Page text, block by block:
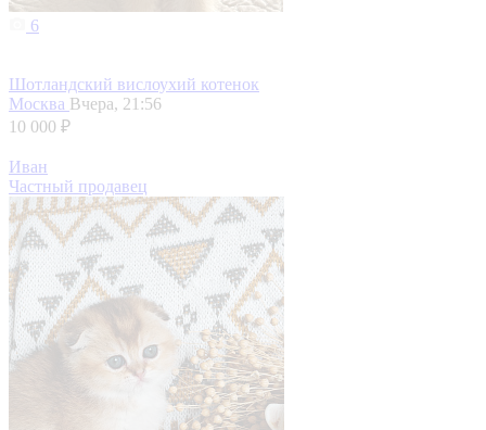
6
Шотландский вислоухий котенок
Москва Вчера, 21:56
10 000 ₽
Иван
Частный продавец